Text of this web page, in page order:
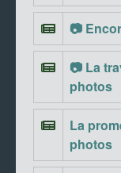
📷
📷 La
photos
La
photos